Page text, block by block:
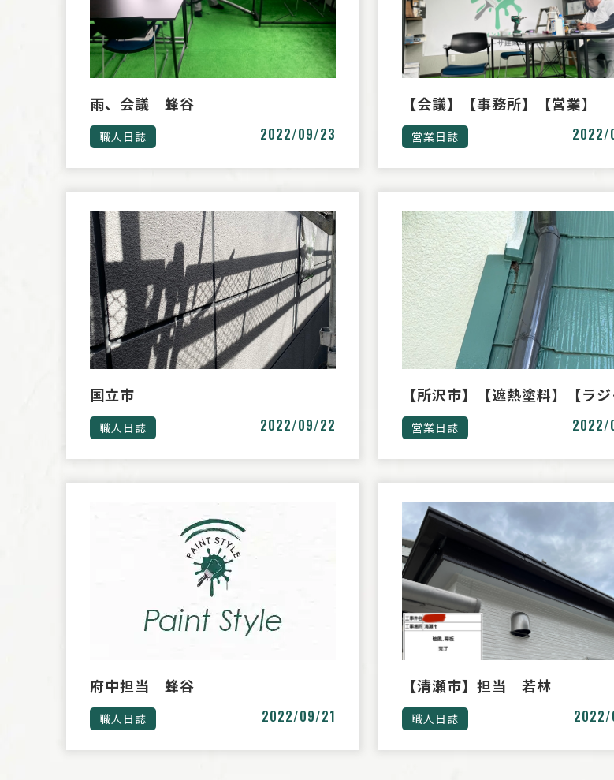
雨、会議 蜂谷
職人日誌 2022/09/23
【会議】【事務所】【営業】
営業日誌 2022/
国立市
職人日誌 2022/09/22
【所沢市】【遮熱塗料】【ラ
営業日誌 2022/
府中担当 蜂谷
職人日誌 2022/09/21
【清瀬市】担当 若林
職人日誌